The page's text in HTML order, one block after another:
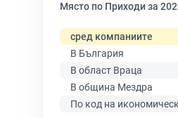
Място по Приходи за
сред компаниите
В България
В област Враца
В община Мездра
По код на